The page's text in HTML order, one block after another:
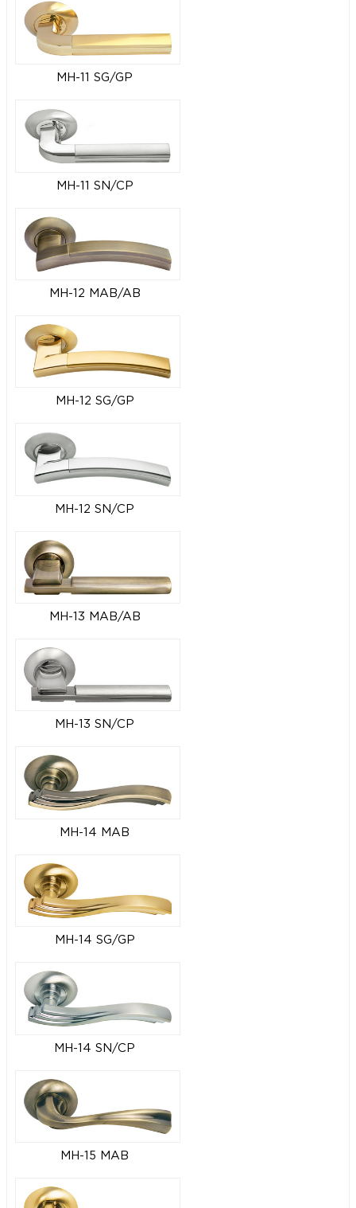
MH-11 SG/GP
MH-11 SN/CP
MH-12 MAB/AB
MH-12 SG/GP
MH-12 SN/CP
MH-13 MAB/AB
MH-13 SN/CP
MH-14 MAB
MH-14 SG/GP
MH-14 SN/CP
MH-15 MAB